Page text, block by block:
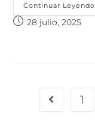
Continuar Leyendo
28 julio, 2025
1